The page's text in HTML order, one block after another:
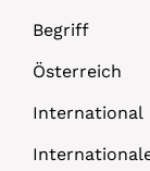
Begriff
Österreich
International